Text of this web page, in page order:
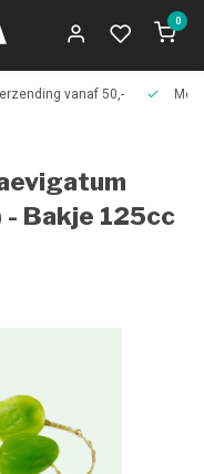
0
vanaf 50,-
Bakje 125cc